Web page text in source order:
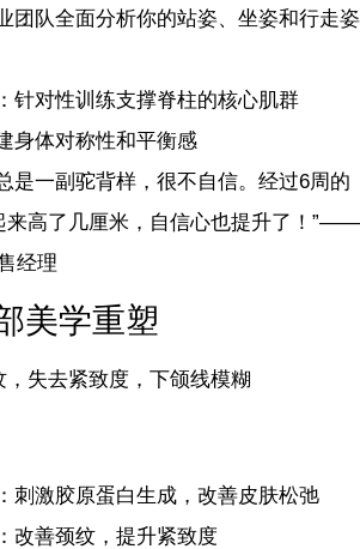
团队全面分析你的站姿、坐姿和行走姿
针对性训练支撑脊柱的核心肌群
身体对称性和平衡感
是一副驼背样，很不自信。经过6周的
来高了几厘米，自信心也提升了！”——
经理
美学重塑
，失去紧致度，下颌线模糊
：刺激胶原蛋白生成，改善皮肤松弛
：改善颈纹，提升紧致度